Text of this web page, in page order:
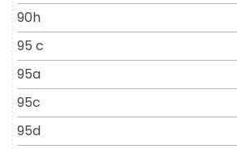
90h
95 c
95a
95c
95d